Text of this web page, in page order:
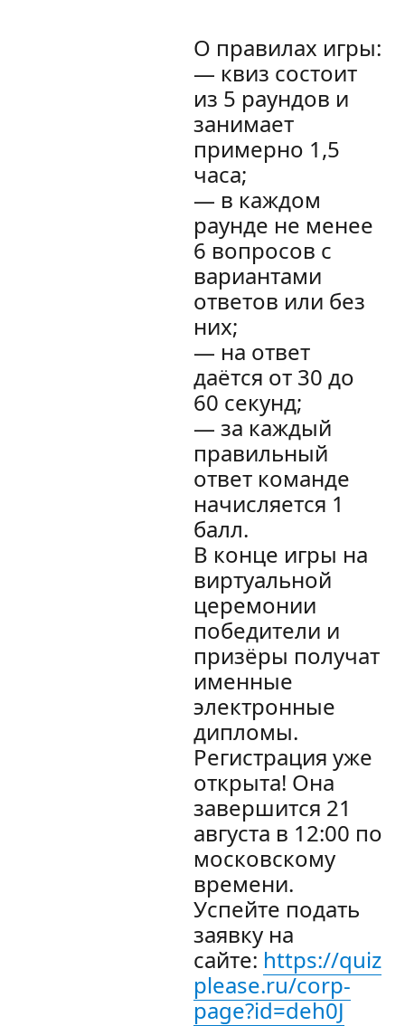
О правилах игры:
— квиз состоит
из 5 раундов и
занимает
примерно 1,5
часа;
— в каждом
раунде не менее
6 вопросов с
вариантами
ответов или без
них;
— на ответ
даётся от 30 до
60 секунд;
— за каждый
правильный
ответ команде
начисляется 1
балл.
В конце игры на
виртуальной
церемонии
победители и
призёры получат
именные
электронные
дипломы.
Регистрация уже
открыта! Она
завершится 21
августа в 12:00 по
московскому
времени.
Успейте подать
заявку на
сайте: https://quiz
please.ru/corp-
page?id=deh0J